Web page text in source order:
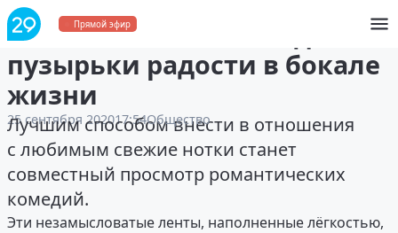
Прямой эфир
Романтические комедии:
пузырьки радости в бокале
жизни
25 сентября 202017:54Общество
Лучшим способом внести в отношения
с любимым свежие нотки станет
совместный просмотр романтических
комедий.
Эти незамысловатые ленты, наполненные лёгкостью,